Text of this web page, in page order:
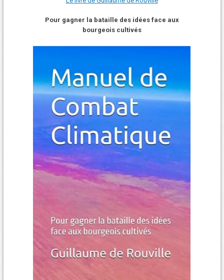
Pour gagner la bataille des idées face aux
bourgeois cultivés